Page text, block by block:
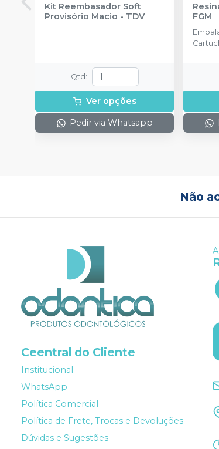
Kit Reembasador Soft
Provisório Macio - TDV
Qtd :
Ver opções
Pedir via Whatsapp
FGM
Não
Ceentral do Cliente
Institucional
WhatsApp
Política Comercial
Política de Frete, Trocas e Devoluções
Dúvidas e Sugestões